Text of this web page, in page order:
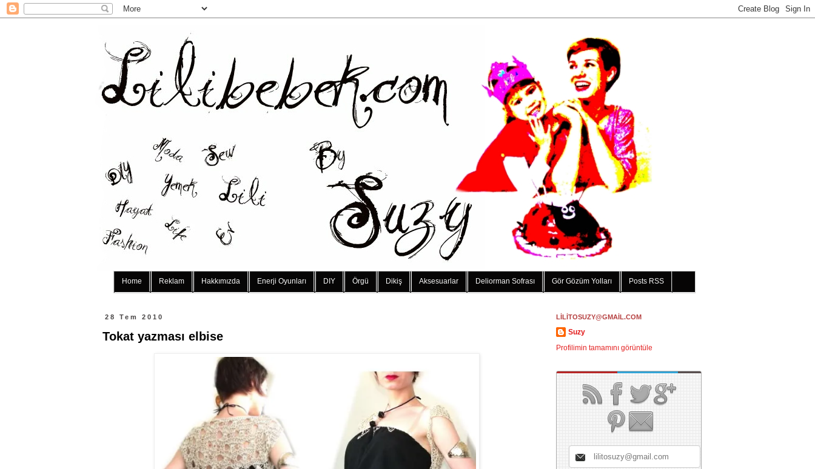
Home Reklam Hakkımızda Enerji Oyunları DIY Örgü Dikiş Aksesuarlar Deliorman Sofrası Gör Gözüm Yolları Posts RSS
28 Tem 2010
Tokat yazması elbise
LİLİTOSUZY@GMAİL.COM
Suzy
Profilimin tamamını görüntüle